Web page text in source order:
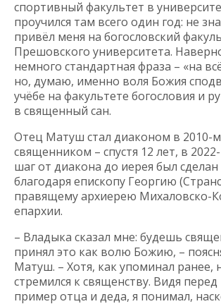
спортивный факультет в
проучился там всего один год: не
привёл меня на богословский
Прешовского университета.
немного стандартная фраза – «на
но, думаю, именно воля Божия
учёбе на факультете богословия и
в священный сан.
Отец Матуш стал диаконом в 2010-м
священником – спустя 12 лет, в
шаг от диакона до иерея был
благодаря епископу Георгию
правящему архиерею Михаловско-
епархии.
– Владыка сказал мне: будешь
принял это как волю Божию, –
Матуш. – Хотя, как упоминал ранее,
стремился к священству. Видя перед
пример отца и деда, я понимал,